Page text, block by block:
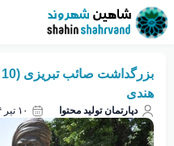
هندی
دپارتمان تولید محتوا ۱۰ تیر ۱۴۰۴